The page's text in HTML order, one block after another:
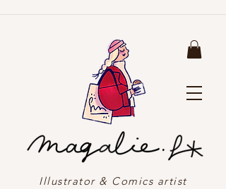
Illustrator & Comics artist